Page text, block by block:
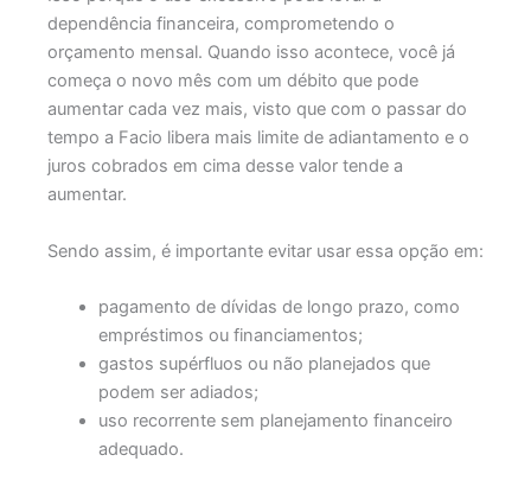
dependência financeira, comprometendo o
orçamento mensal. Quando isso acontece, você já
começa o novo mês com um débito que pode
aumentar cada vez mais, visto que com o passar do
tempo a Facio libera mais limite de adiantamento e o
juros cobrados em cima desse valor tende a
aumentar.
Sendo assim, é importante evitar usar essa opção em:
pagamento de dívidas de longo prazo, como
empréstimos ou financiamentos;
gastos supérfluos ou não planejados que
podem ser adiados;
uso recorrente sem planejamento financeiro
adequado.